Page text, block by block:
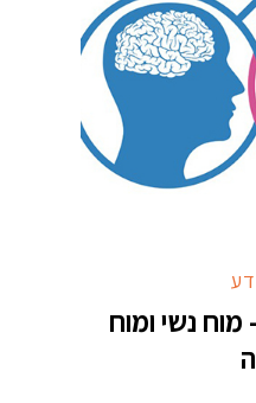
מוח נשי ומוח